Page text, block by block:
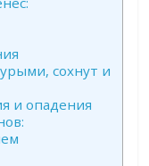
сохнут и
и опадения